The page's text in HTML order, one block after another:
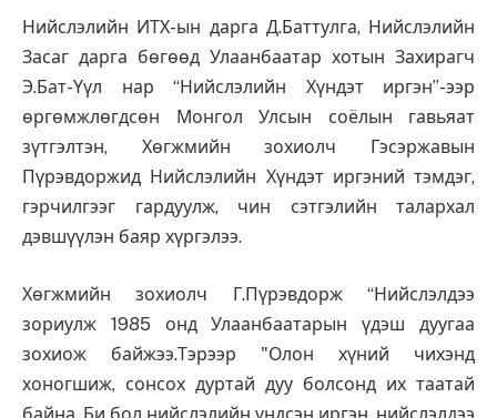
Нийслэлийн ИТХ-ын дарга Д.Баттулга, Нийслэлийн
Засаг дарга бөгөөд Улаанбаатар хотын Захирагч
Э.Бат-Үүл нар “Нийслэлийн Хүндэт иргэн”-ээр
өргөмжлөгдсөн Монгол Улсын соёлын гавьяат
зүтгэлтэн, Хөгжмийн зохиолч Гэсэржавын
Пүрэвдоржид Нийслэлийн Хүндэт иргэний тэмдэг,
гэрчилгээг гардуулж, чин сэтгэлийн талархал
дэвшүүлэн баяр хүргэлээ.
Хөгжмийн зохиолч Г.Пүрэвдорж “Нийслэлдээ
зориулж 1985 онд Улаанбаатарын үдэш дуугаа
зохиож байжээ.Тэрээр "Олон хүний чихэнд
хоногшиж, сонсох дуртай дуу болсонд их таатай